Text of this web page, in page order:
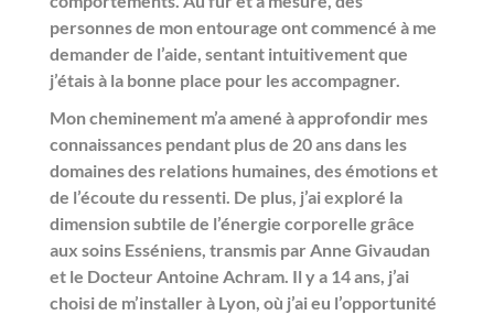
personnes de mon entourage ont commencé à me
demander de l’aide, sentant intuitivement que
j’étais à la bonne place pour les accompagner.
Mon cheminement m’a amené à approfondir mes
connaissances pendant plus de 20 ansdans les
domaines des relations humaines, des émotions et
de l’écoute du ressenti. De plus, j’ai exploré la
dimension subtile de l’énergie corporelle grâce
aux soins Esséniens, transmis par Anne Givaudan
et le Docteur Antoine Achram. Il y a 14 ans, j’ai
choisi de m’installer à Lyon, où j’ai eu l’opportunité